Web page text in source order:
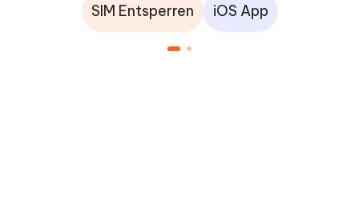
SIM Entsperren iOS App